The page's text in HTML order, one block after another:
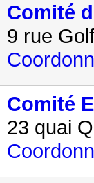
Comité
9 rue
Comité
23 quai